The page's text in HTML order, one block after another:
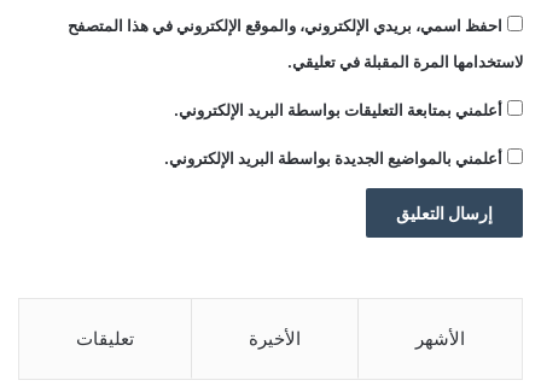
البلدان في يونيو الماضي إلى اتفاق مبدئي
أوقف تصعيدًا على مدى أسابيع لحرب الرسوم
الجمركية بينهما.
مايو ويونيو على خفض الرسوم الجمركية
احفظ اسمي، بريدي الإلكتروني، والموقع الإلكتروني في هذا المتصفح
لاستخدامها المرة المقبلة في تعليقي.
أعلمني بمتابعة التعليقات بواسطة البريد الإلكتروني.
أعلمني بالمواضيع الجديدة بواسطة البريد الإلكتروني.
الأشهر الأخيرة تعليقات